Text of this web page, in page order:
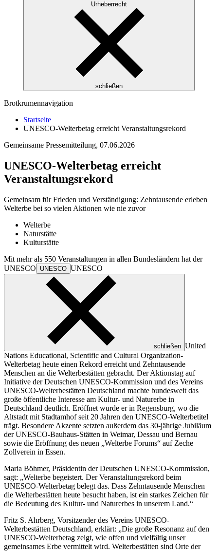
Urheberrecht
schließen
Brotkrumennavigation
Startseite
UNESCO-Welterbetag erreicht Veranstaltungsrekord
Gemeinsame Pressemitteilung, 07.06.2026
UNESCO-Welterbetag erreicht
Veranstaltungsrekord
Gemeinsam für Frieden und Verständigung: Zehntausende erleben
Welterbe bei so vielen Aktionen wie nie zuvor
Welterbe
Naturstätte
Kulturstätte
Mit mehr als 550 Veranstaltungen in allen Bundesländern hat der
UNESCO
UNESCO UNESCO
schließen United
Nations Educational, Scientific and Cultural Organization-
Welterbetag heute einen Rekord erreicht und Zehntausende
Menschen an die Welterbestätten gebracht. Der Aktionstag auf
Initiative der Deutschen UNESCO-Kommission und des Vereins
UNESCO-Welterbestätten Deutschland machte bundesweit das
große öffentliche Interesse am Kultur- und Naturerbe in
Deutschland deutlich. Eröffnet wurde er in Regensburg, wo die
Altstadt mit Stadtamhof seit 20 Jahren den UNESCO-Welterbetitel
trägt. Besondere Akzente setzten außerdem das 30-jährige Jubiläum
der UNESCO-Bauhaus-Stätten in Weimar, Dessau und Bernau
sowie die Eröffnung des neuen „Welterbe Forums“ auf Zeche
Zollverein in Essen.
Maria Böhmer, Präsidentin der Deutschen UNESCO-Kommission,
sagt: „Welterbe begeistert. Der Veranstaltungsrekord beim
UNESCO-Welterbetag belegt das. Dass Zehntausende Menschen
die Welterbestätten heute besucht haben, ist ein starkes Zeichen für
die Bedeutung des Kultur- und Naturerbes in unserem Land.“
Fritz S. Ahrberg, Vorsitzender des Vereins UNESCO-
Welterbestätten Deutschland, erklärt: „Die große Resonanz auf den
UNESCO-Welterbetag zeigt, wie offen und vielfältig unser
gemeinsames Erbe vermittelt wird. Welterbestätten sind Orte der